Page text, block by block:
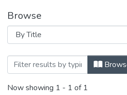
Browse
Browsing १५२ वर्ष
Now showing 1 - 1 of 1